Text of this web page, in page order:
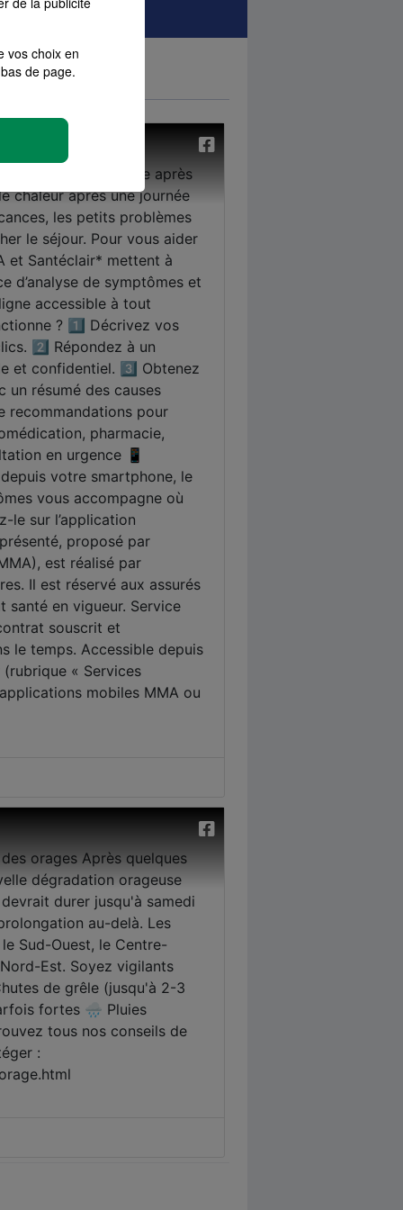
vos choix en
de page.